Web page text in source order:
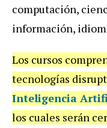
computación,
información,
Los cursos
tecnologías
Inteligencia
los cuales serán